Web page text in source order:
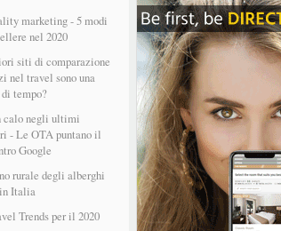
marketing - 5 modi
nel 2020
siti di comparazione
nel travel sono una
tempo?
negli ultimi
- Le OTA puntano il
Google
rurale degli alberghi
Italia
Trends per il 2020